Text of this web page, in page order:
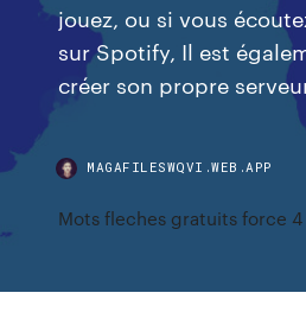
jouez, ou si vous
sur Spotify, Il est
créer son propre
MAGAFILESWQVI.WEB.APP
Mots fleches gratuits force